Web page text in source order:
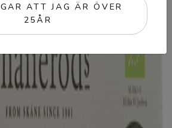
ATT JAG ÄR ÖVER
25ÅR